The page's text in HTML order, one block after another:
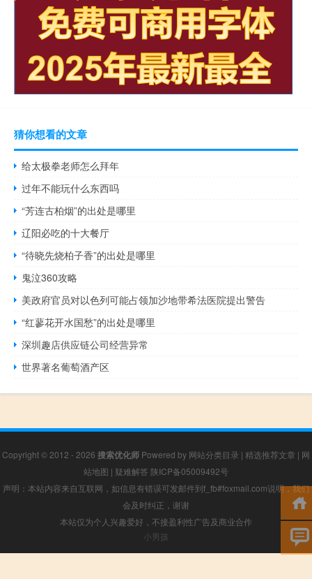
猜你想看的文章
给太极拳老师怎么拜年
过年不能玩什么东西吗
“芳连古柏烟”的出处是哪里
辽阳必吃的十大餐厅
“待晓先烧柏子香”的出处是哪里
鬼泣360攻略
美政府官员对以色列可能占领加沙地带希法医院提出警告
“红蓼花开水国愁”的出处是哪里
深圳趣店供应链公司经营异常
世界著名葡萄酒产区
Copyright © 2012 - 2026 搜索优化师 Powered by 网站分类目录 | 精选推荐文章 | 网
站地图 | 疑难解答 陕ICP备05009492号
声明：本站内容来自互联网，如信息有错误可发邮件到f_fb#foxmail.com说明，我们
会及时纠正，谢谢
本站仅为个人兴趣爱好，不接盈利性广告及商业合作
小男孩